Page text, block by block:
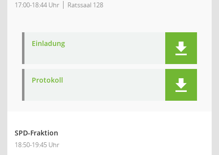
17:00-18:44 Uhr Ratssaal 128
Einladung
Protokoll
SPD-Fraktion
18:50-19:45 Uhr